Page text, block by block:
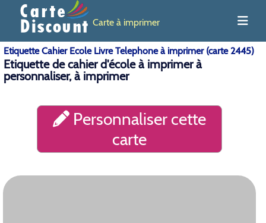
Carte à imprimer
Etiquette Cahier Ecole Livre Telephone à imprimer (carte 2445)
Etiquette de cahier d'école à imprimer à
personnaliser, à imprimer
Personnaliser cette
carte